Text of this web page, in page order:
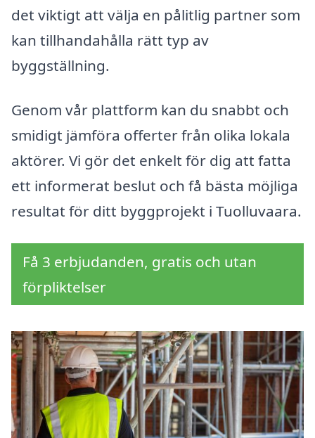
det viktigt att välja en pålitlig partner som
kan tillhandahålla rätt typ av
byggställning.
Genom vår plattform kan du snabbt och
smidigt jämföra offerter från olika lokala
aktörer. Vi gör det enkelt för dig att fatta
ett informerat beslut och få bästa möjliga
resultat för ditt byggprojekt i Tuolluvaara.
Få 3 erbjudanden, gratis och utan
förpliktelser